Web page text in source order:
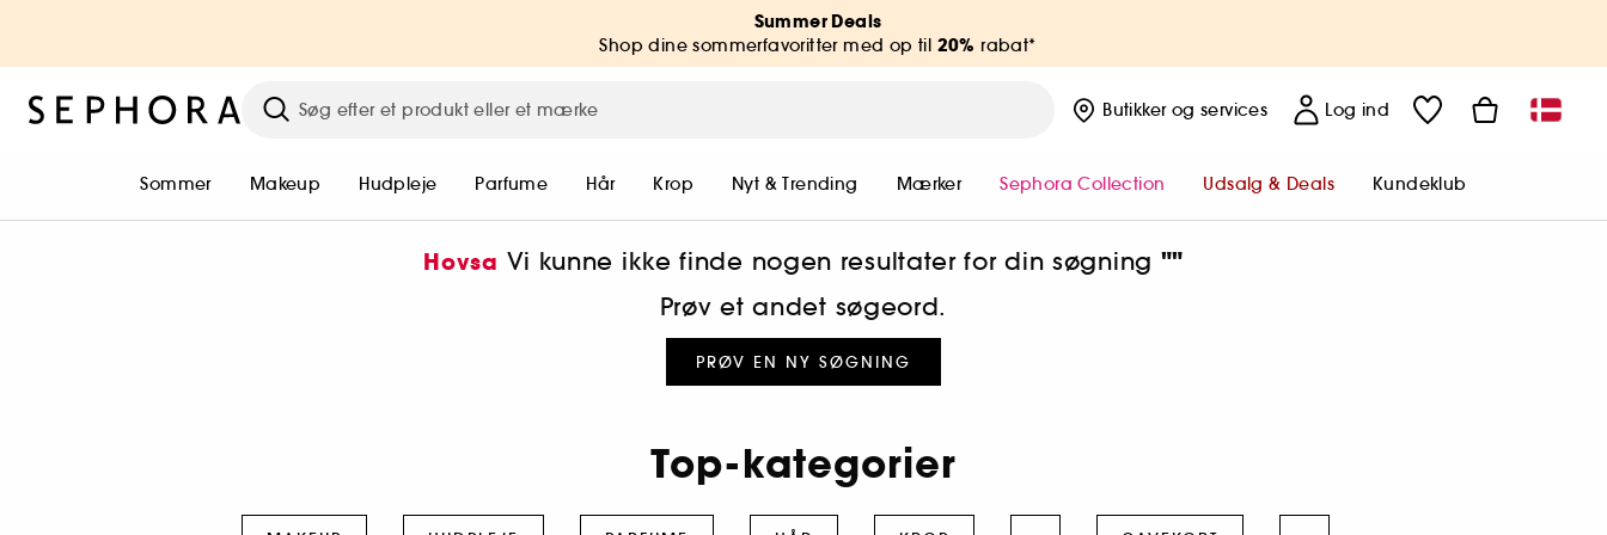
Summer Deals
Shop dine sommerfavoritter med op til 20% rabat*
Butikker og services Log ind
Sommer Makeup Hudpleje Parfume Hår Krop Nyt & Trending Mærker Sephora Collection Udsalg & Deals Kundeklub
Hovsa Vi kunne ikke finde nogen resultater for din søgning ""
Prøv et andet søgeord.
PRØV EN NY SØGNING
Top-kategorier